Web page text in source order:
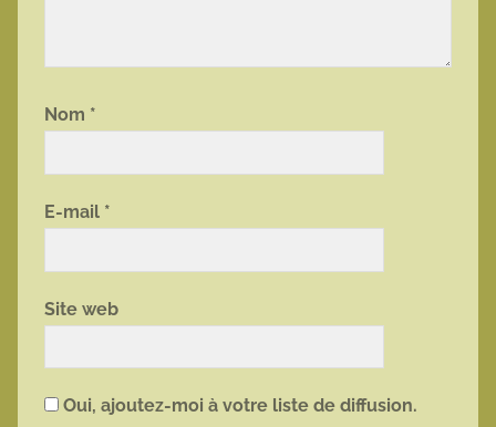
Nom *
E-mail *
Site web
Oui, ajoutez-moi à votre liste de diffusion.